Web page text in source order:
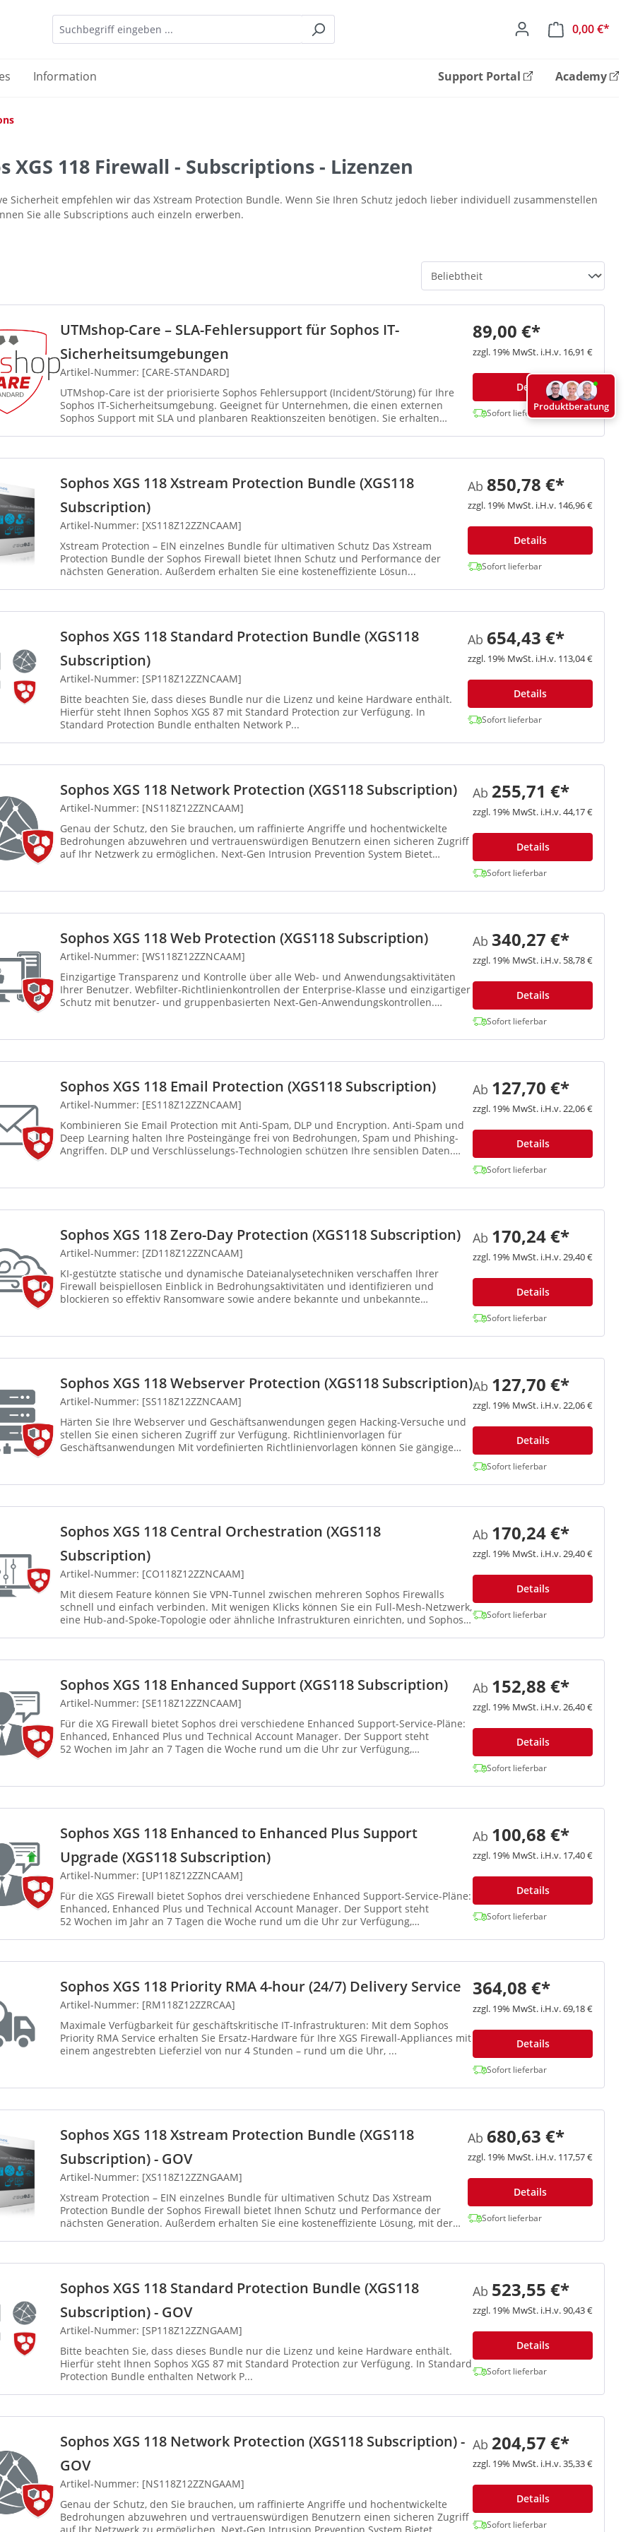
0,00 €*
Information Support Portal Academy
XGS 118 Firewall - Subscriptions - Lizenzen
Sicherheit empfehlen wir das Xstream Protection Bundle. Wenn Sie Ihren Schutz jedoch lieber individuell zusammenstellen
Sie alle Subscriptions auch einzeln erwerben.
UTMshop-Care – SLA-Fehlersupport für Sophos IT-
Sicherheitsumgebungen
Artikel-Nummer: [CARE-STANDARD]
UTMshop-Care ist der priorisierte Sophos Fehlersupport (Incident/Störung) für Ihre
Sophos IT-Sicherheitsumgebung. Geeignet für Unternehmen, die einen externen
Sophos Support mit SLA und planbaren Reaktionszeiten benötigen. Sie erhalten
89,00 €*
zzgl. 19% MwSt. i.H.v. 16,91 €
Details
Sofort lieferbar
Sophos XGS 118 Xstream Protection Bundle (XGS118
Subscription)
Artikel-Nummer: [XS118Z12ZZNCAAM]
Xstream Protection – EIN einzelnes Bundle für ultimativen Schutz Das Xstream
Protection Bundle der Sophos Firewall bietet Ihnen Schutz und Performance der
nächsten Generation. Außerdem erhalten Sie eine kosteneffiziente Lösun...
Ab 850,78 €*
zzgl. 19% MwSt. i.H.v. 146,96 €
Details
Sofort lieferbar
Sophos XGS 118 Standard Protection Bundle (XGS118
Subscription)
Artikel-Nummer: [SP118Z12ZZNCAAM]
Bitte beachten Sie, dass dieses Bundle nur die Lizenz und keine Hardware enthält.
Hierfür steht Ihnen Sophos XGS 87 mit Standard Protection zur Verfügung. In
Standard Protection Bundle enthalten Network P...
Ab 654,43 €*
zzgl. 19% MwSt. i.H.v. 113,04 €
Details
Sofort lieferbar
Sophos XGS 118 Network Protection (XGS118 Subscription)
Artikel-Nummer: [NS118Z12ZZNCAAM]
Genau der Schutz, den Sie brauchen, um raffinierte Angriffe und hochentwickelte
Bedrohungen abzuwehren und vertrauenswürdigen Benutzern einen sicheren Zugriff
auf Ihr Netzwerk zu ermöglichen. Next-Gen Intrusion Prevention System Bietet
Ab 255,71 €*
zzgl. 19% MwSt. i.H.v. 44,17 €
Details
Sofort lieferbar
Sophos XGS 118 Web Protection (XGS118 Subscription)
Artikel-Nummer: [WS118Z12ZZNCAAM]
Einzigartige Transparenz und Kontrolle über alle Web- und Anwendungsaktivitäten
Ihrer Benutzer. Webfilter-Richtlinienkontrollen der Enterprise-Klasse und einzigartiger
Schutz mit benutzer- und gruppenbasierten Next-Gen-Anwendungskontrollen.
Ab 340,27 €*
zzgl. 19% MwSt. i.H.v. 58,78 €
Details
Sofort lieferbar
Sophos XGS 118 Email Protection (XGS118 Subscription)
Artikel-Nummer: [ES118Z12ZZNCAAM]
Kombinieren Sie Email Protection mit Anti-Spam, DLP und Encryption. Anti-Spam und
Deep Learning halten Ihre Posteingänge frei von Bedrohungen, Spam und Phishing-
Angriffen. DLP und Verschlüsselungs-Technologien schützen Ihre sensiblen Daten.
Ab 127,70 €*
zzgl. 19% MwSt. i.H.v. 22,06 €
Details
Sofort lieferbar
Sophos XGS 118 Zero-Day Protection (XGS118 Subscription)
Artikel-Nummer: [ZD118Z12ZZNCAAM]
KI-gestützte statische und dynamische Dateianalysetechniken verschaffen Ihrer
Firewall beispiellosen Einblick in Bedrohungsaktivitäten und identifizieren und
blockieren so effektiv Ransomware sowie andere bekannte und unbekannte
Ab 170,24 €*
zzgl. 19% MwSt. i.H.v. 29,40 €
Details
Sofort lieferbar
Sophos XGS 118 Webserver Protection (XGS118 Subscription)
Artikel-Nummer: [SS118Z12ZZNCAAM]
Härten Sie Ihre Webserver und Geschäftsanwendungen gegen Hacking-Versuche und
stellen Sie einen sicheren Zugriff zur Verfügung. Richtlinienvorlagen für
Geschäftsanwendungen Mit vordefinierten Richtlinienvorlagen können Sie gängige
Ab 127,70 €*
zzgl. 19% MwSt. i.H.v. 22,06 €
Details
Sofort lieferbar
Sophos XGS 118 Central Orchestration (XGS118
Subscription)
Artikel-Nummer: [CO118Z12ZZNCAAM]
Mit diesem Feature können Sie VPN-Tunnel zwischen mehreren Sophos Firewalls
schnell und einfach verbinden. Mit wenigen Klicks können Sie ein Full-Mesh-Netzwerk,
eine Hub-and-Spoke-Topologie oder ähnliche Infrastrukturen einrichten, und Sophos
Ab 170,24 €*
zzgl. 19% MwSt. i.H.v. 29,40 €
Details
Sofort lieferbar
Sophos XGS 118 Enhanced Support (XGS118 Subscription)
Artikel-Nummer: [SE118Z12ZZNCAAM]
Für die XG Firewall bietet Sophos drei verschiedene Enhanced Support-Service-Pläne:
Enhanced, Enhanced Plus und Technical Account Manager. Der Support steht
52 Wochen im Jahr an 7 Tagen die Woche rund um die Uhr zur Verfügung,
Ab 152,88 €*
zzgl. 19% MwSt. i.H.v. 26,40 €
Details
Sofort lieferbar
Sophos XGS 118 Enhanced to Enhanced Plus Support
Upgrade (XGS118 Subscription)
Artikel-Nummer: [UP118Z12ZZNCAAM]
Für die XGS Firewall bietet Sophos drei verschiedene Enhanced Support-Service-Pläne:
Enhanced, Enhanced Plus und Technical Account Manager. Der Support steht
52 Wochen im Jahr an 7 Tagen die Woche rund um die Uhr zur Verfügung,
Ab 100,68 €*
zzgl. 19% MwSt. i.H.v. 17,40 €
Details
Sofort lieferbar
Sophos XGS 118 Priority RMA 4-hour (24/7) Delivery Service
Artikel-Nummer: [RM118Z12ZZRCAA]
Maximale Verfügbarkeit für geschäftskritische IT-Infrastrukturen: Mit dem Sophos
Priority RMA Service erhalten Sie Ersatz-Hardware für Ihre XGS Firewall-Appliances mit
einem angestrebten Lieferziel von nur 4 Stunden – rund um die Uhr, ...
364,08 €*
zzgl. 19% MwSt. i.H.v. 69,18 €
Details
Sofort lieferbar
Sophos XGS 118 Xstream Protection Bundle (XGS118
Subscription) - GOV
Artikel-Nummer: [XS118Z12ZZNGAAM]
Xstream Protection – EIN einzelnes Bundle für ultimativen Schutz Das Xstream
Protection Bundle der Sophos Firewall bietet Ihnen Schutz und Performance der
nächsten Generation. Außerdem erhalten Sie eine kosteneffiziente Lösung, mit der
Ab 680,63 €*
zzgl. 19% MwSt. i.H.v. 117,57 €
Details
Sofort lieferbar
Sophos XGS 118 Standard Protection Bundle (XGS118
Subscription) - GOV
Artikel-Nummer: [SP118Z12ZZNGAAM]
Bitte beachten Sie, dass dieses Bundle nur die Lizenz und keine Hardware enthält.
Hierfür steht Ihnen Sophos XGS 87 mit Standard Protection zur Verfügung. In Standard
Protection Bundle enthalten Network P...
Ab 523,55 €*
zzgl. 19% MwSt. i.H.v. 90,43 €
Details
Sofort lieferbar
Sophos XGS 118 Network Protection (XGS118 Subscription) -
GOV
Artikel-Nummer: [NS118Z12ZZNGAAM]
Genau der Schutz, den Sie brauchen, um raffinierte Angriffe und hochentwickelte
Bedrohungen abzuwehren und vertrauenswürdigen Benutzern einen sicheren Zugriff
Ab 204,57 €*
zzgl. 19% MwSt. i.H.v. 35,33 €
Details
Sofort lieferbar
Produktberatung